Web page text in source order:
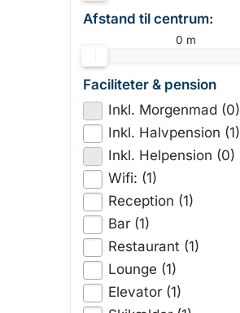
Afstand til centrum:
0 m
Faciliteter & pension
Inkl. Morgenmad (0)
Inkl. Halvpension (1)
Inkl. Helpension (0)
Wifi: (1)
Reception (1)
Bar (1)
Restaurant (1)
Lounge (1)
Elevator (1)